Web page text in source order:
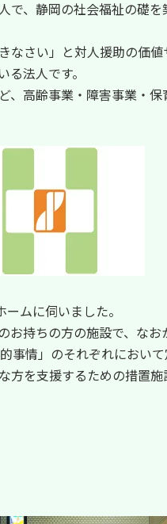
で、静岡の社会福祉の礎
なさい」と対人援助の価
法人です。
、高齢事業・障害事業・保
ムに伺いました。
お持ちの方の施設で、な
事情」のそれぞれにおい
を支援するための措置施